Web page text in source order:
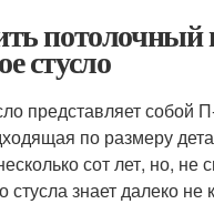
потолочный
стусло
представляет
по размеру
сот лет, но, не
стусла знает далеко не